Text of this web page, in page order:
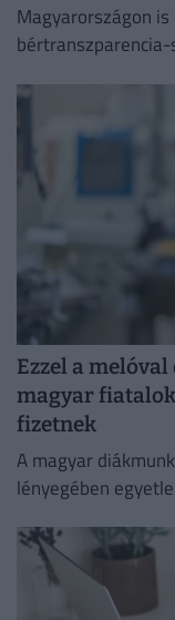
Magyarországon
Ezzel a
magyar
fizetnek
A magyar
lényegében